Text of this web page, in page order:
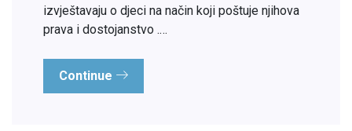
izvještavaju o djeci na način koji poštuje njihova
prava i dostojanstvo .…
Continue